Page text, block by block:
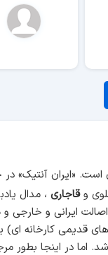
است. «ایران
وقاجاری ، مدال
اصالت ایرانی و
قدیمی کارخانه
اما در اینجا بطور